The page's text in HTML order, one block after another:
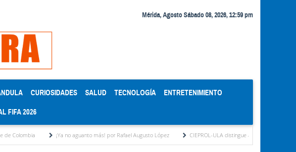
Mérida, Agosto Sábado 08, 2026, 12:59 pm
CURIOSIDADES SALUD TECNOLOGÍA ENTRETENIMIENTO
FIFA 2026
¡Ya no aguanto más! por Rafael Augusto López CIEPROL-ULA distingue al municipio Zea como "Municipio